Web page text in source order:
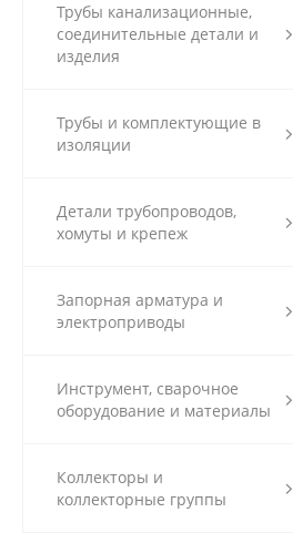
Трубы канализационные,
соединительные детали и
изделия
Трубы и комплектующие в
изоляции
Детали трубопроводов,
хомуты и крепеж
Запорная арматура и
электроприводы
Инструмент, сварочное
оборудование и материалы
Коллекторы и
коллекторные группы